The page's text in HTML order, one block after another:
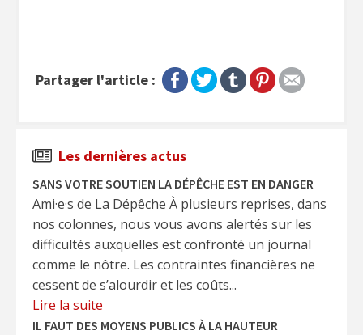
Partager l'article :
Les dernières actus
SANS VOTRE SOUTIEN LA DÉPÊCHE EST EN DANGER
Ami·e·s de La Dépêche À plusieurs reprises, dans
nos colonnes, nous vous avons alertés sur les
difficultés auxquelles est confronté un journal
comme le nôtre. Les contraintes financières ne
cessent de s’alourdir et les coûts...
Lire la suite
IL FAUT DES MOYENS PUBLICS À LA HAUTEUR